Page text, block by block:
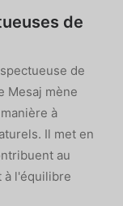
de
de
Mesaj mène
à
Il met en
au
à l'équilibre